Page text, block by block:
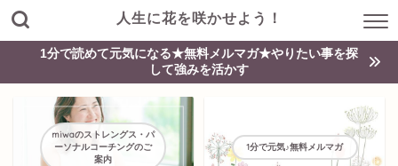
人生に花を咲かせよう！
1分で読めて元気になる★無料メルマガ★やりたい事を探
して強みを活かす
miwaのストレングス・パ
ーソナルコーチングのご
案内
1分で元気♪無料メルマガ